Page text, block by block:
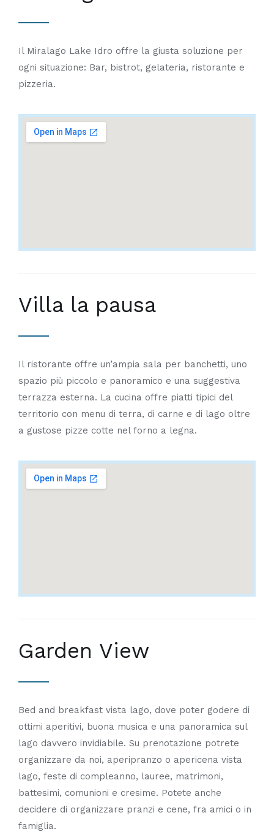
Il Miralago Lake Idro offre la giusta soluzione per
ogni situazione: Bar, bistrot, gelateria, ristorante e
pizzeria.
Villa la pausa
Il ristorante offre un’ampia sala per banchetti, uno
spazio più piccolo e panoramico e una suggestiva
terrazza esterna. La cucina offre piatti tipici del
territorio con menu di terra, di carne e di lago oltre
a gustose pizze cotte nel forno a legna.
Garden View
Bed and breakfast vista lago, dove poter godere di
ottimi aperitivi, buona musica e una panoramica sul
lago davvero invidiabile. Su prenotazione potrete
organizzare da noi, aperipranzo o apericena vista
lago, feste di compleanno, lauree, matrimoni,
battesimi, comunioni e cresime. Potete anche
decidere di organizzare pranzi e cene, fra amici o in
famiglia.